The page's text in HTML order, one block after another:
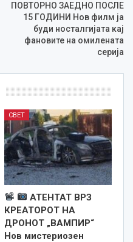
ПОВТОРНО ЗАЕДНО ПОСЛЕ
15 ГОДИНИ Нов филм ја
буди носталгијата кај
фановите на омилената
серија
СВЕТ
АТЕНТАТ ВРЗ
КРЕАТОРОТ НА
ДРОНОТ „ВАМПИР“
Нов мистериозен